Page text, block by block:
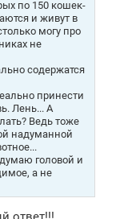
по 150 кошек-
и живут в
могу про
не
содержатся
принести
Лень... А
Ведь тоже
надуманной
головой и
а не